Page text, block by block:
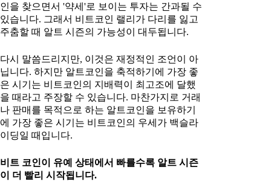
인을 찾으면서 '약세'로 보이는 투자는 간과될 수
있습니다. 그래서 비트코인 랠리가 다리를 잃고
주춤할 때 알트 시즌의 가능성이 대두됩니다.
다시 말씀드리지만, 이것은 재정적인 조언이 아
닙니다. 하지만 알트코인을 축적하기에 가장 좋
은 시기는 비트코인의 지배력이 최고조에 달했
을 때라고 주장할 수 있습니다. 마찬가지로 거래
나 판매를 목적으로 하는 알트코인을 보유하기
에 가장 좋은 시기는 비트코인의 우세가 백슬라
이딩일 때입니다.
비트 코인이 유예 상태에서 빠를수록 알트 시즌
이 더 빨리 시작됩니다.